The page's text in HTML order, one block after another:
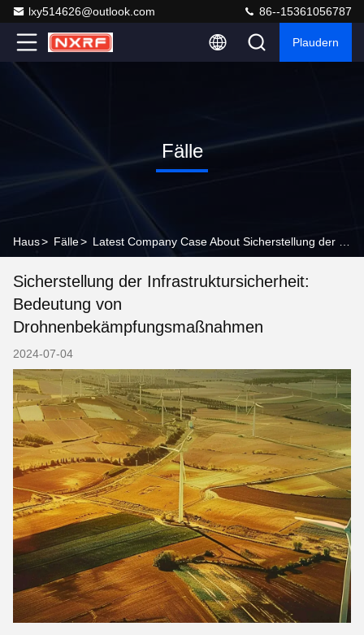
lxy514626@outlook.com 86--15361056787
Plaudern
Fälle
Haus> Fälle>
Sicherstellung der Infrastruktursicherheit:
Bedeutung von
Drohnenbekämpfungsmaßnahmen
2024-07-04